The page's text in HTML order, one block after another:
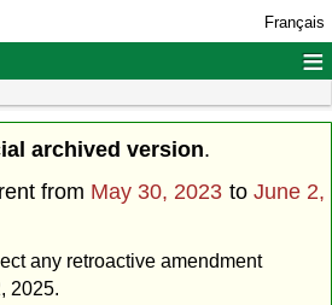
Français
≡
archived version.
from May 30, 2023 to June 2,
any retroactive amendment
2025.